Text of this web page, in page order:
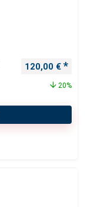
Ursprünglicher
120,00 €
20%